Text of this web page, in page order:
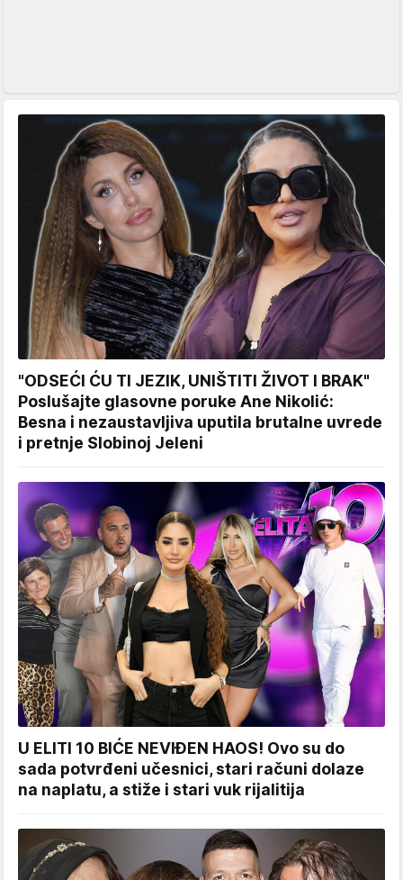
"ODSEĆI ĆU TI JEZIK, UNIŠTITI ŽIVOT I BRAK"
Poslušajte glasovne poruke Ane Nikolić:
Besna i nezaustavljiva uputila brutalne uvrede
i pretnje Slobinoj Jeleni
U ELITI 10 BIĆE NEVIĐEN HAOS! Ovo su do
sada potvrđeni učesnici, stari računi dolaze
na naplatu, a stiže i stari vuk rijalitija